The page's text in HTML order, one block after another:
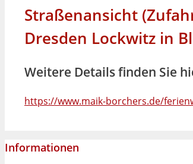
Straßenansicht
Dresden Lockwitz in
Weitere Details finden Sie
https://www.maik-borchers.de/
Informationen